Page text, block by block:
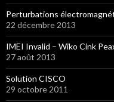
Perturbations
22 décembre 2013
IMEI Invalid – Wiko Cink
27 août 2013
Solution CISCO
29 octobre 2011